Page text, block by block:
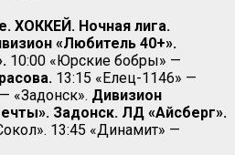
ХОККЕЙ. Ночная лига.
«Любитель 40+».
10:00 «Юрские бобры» —
13:15 «Елец-1146» —
«Задонск». Дивизион
Задонск. ЛД «Айсберг».
13:45 «Динамит» —